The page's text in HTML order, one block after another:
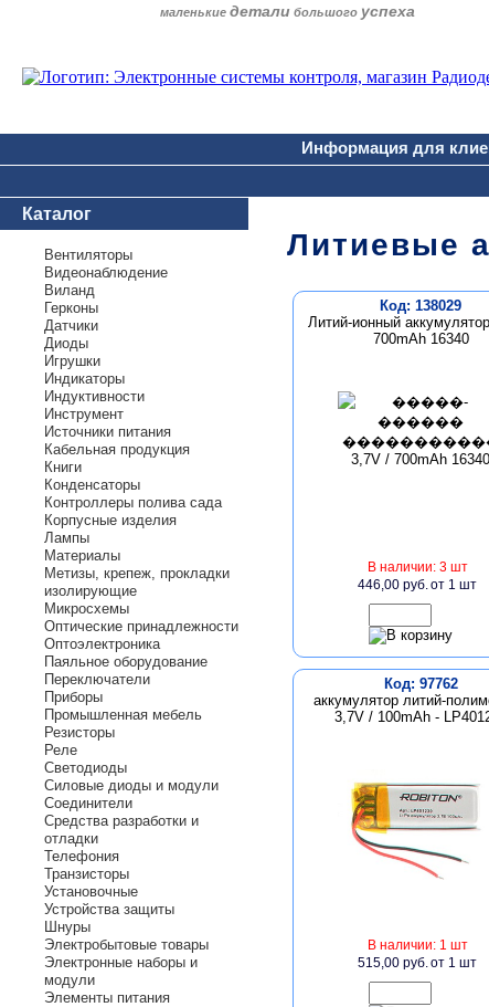
маленькие детали большого успеха
Информация для
Каталог
Вентиляторы
Видеонаблюдение
Виланд
Герконы
Датчики
Диоды
Игрушки
Индикаторы
Индуктивности
Инструмент
Источники питания
Кабельная продукция
Книги
Конденсаторы
Контроллеры полива сада
Корпусные изделия
Лампы
Материалы
Метизы, крепеж, прокладки
изолирующие
Микросхемы
Оптические принадлежности
Оптоэлектроника
Паяльное оборудование
Переключатели
Приборы
Промышленная мебель
Резисторы
Реле
Светодиоды
Силовые диоды и модули
Соединители
Средства разработки и
отладки
Телефония
Транзисторы
Установочные
Устройства защиты
Шнуры
Электробытовые товары
Электронные наборы и
модули
Элементы питания
Литиевые
Код: 138029
Литий-ионный
700mAh 16340
В наличии: 3 шт
446,00 руб.от 1 шт
Код: 97762
аккумулятор литий-
3,7V / 100mAh -
В наличии: 1 шт
515,00 руб.от 1 шт